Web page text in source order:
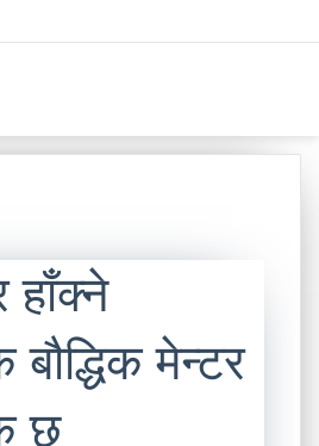
हाँक्ने
बौद्धिक मेन्टर
छु